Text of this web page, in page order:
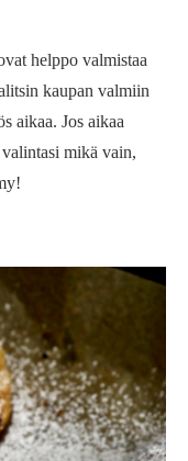
helppo valmistaa
kaupan valmiin
aikaa. Jos aikaa
mikä vain,